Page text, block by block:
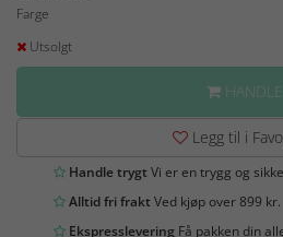
Farge
Utsolgt
HANDLE
Legg til i
Handle trygtVi er en trygg og
Alltid fri fraktVed kjøp over 899 kr.
Ekspresslevering Få pakken din